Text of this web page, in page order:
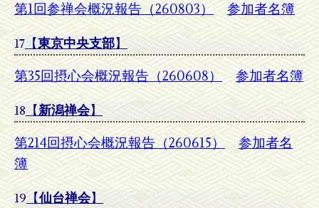
第1回参禅会概況報告（260803）
参加者名簿
17 【東京中央支部】
第35回摂心会概況報告（260608） 参加者名簿
18 【新潟禅会】
第214回摂心会概況報告（260615）
参加者名
簿
19 【仙台禅会】